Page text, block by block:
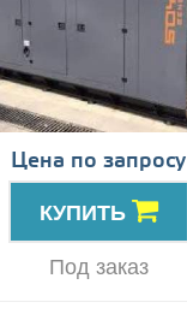
Цена по запросу
КУПИТЬ
Под заказ